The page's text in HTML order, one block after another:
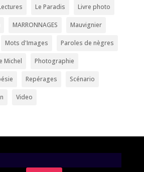
Le Paradis Livre photo
MARRONNAGES Mauvignier
Mots d'Images Paroles de nègres
Michel Photographie
Repérages Scénario
Video